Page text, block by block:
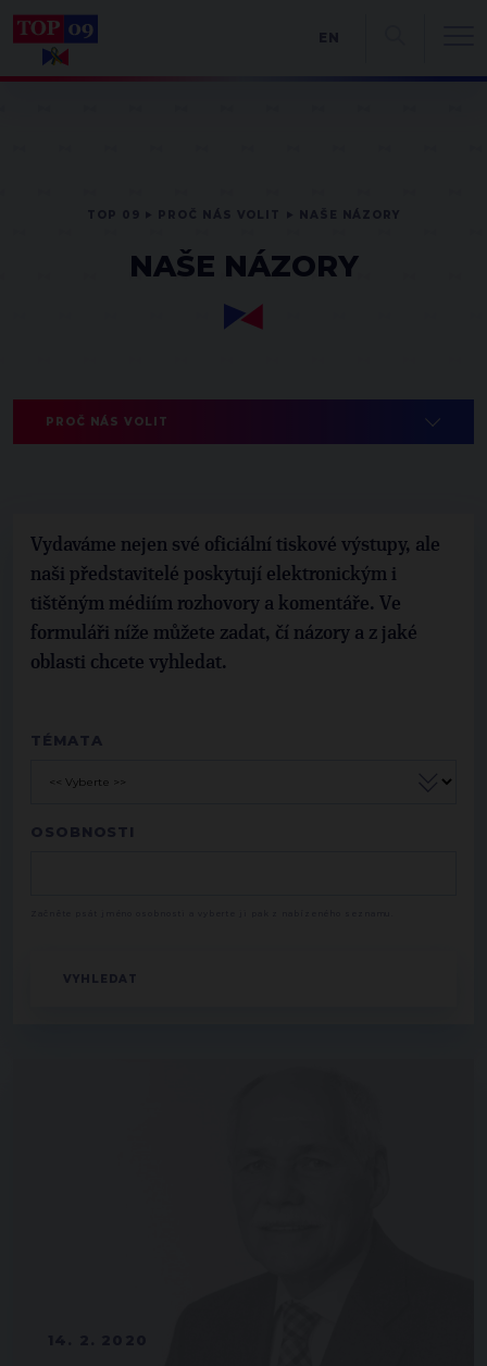
NAŠE NÁZORY
PROČ NÁS VOLIT
Vydaváme nejen své oficiální tiskové výstupy, ale
naši představitelé poskytují elektronickým i
tištěným médiím rozhovory a komentáře. Ve
formuláři níže můžete zadat, čí názory a z jaké
oblasti chcete vyhledat.
TÉMATA
OSOBNOSTI